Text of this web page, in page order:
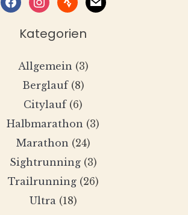
Kategorien
Allgemein (3)
Berglauf(8)
Citylauf(6)
Halbmarathon (3)
Marathon (24)
Sightrunning(3)
Trailrunning(26)
Ultra(18)